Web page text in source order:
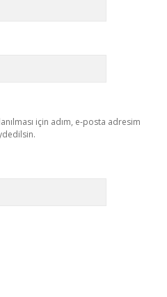
için adım, e-posta adresim